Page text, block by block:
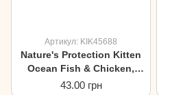
Артикул: KIK45688
Nature's Protection Kitten
Ocean Fish & Сhicken,
100г
43.00 грн